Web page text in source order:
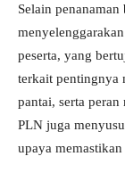
Selain
peserta, yang
terkait pentingnya
pantai, serta
PLN juga
upaya